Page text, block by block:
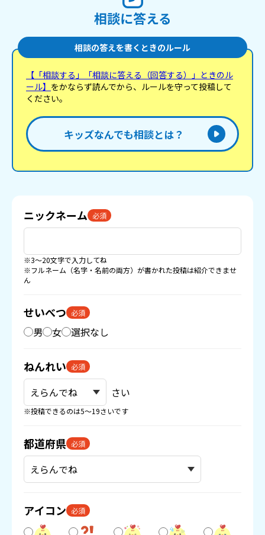
相談に答える
相談の答えを書くときのルール
【「相談する」「相談に答える（回答する）」ときのル
ール】 をかならず読んでから、ルールを守って投稿して
ください。
キッズなんでも相談とは？
ニックネーム 必須
※3〜20文字で入力してね
※フルネーム（名字・名前の両方）が書かれた投稿は紹介できませ
ん
せいべつ 必須
男 女 選択なし
ねんれい 必須
さい
※投稿できるのは5〜19さいです
都道府県 必須
アイコン 必須